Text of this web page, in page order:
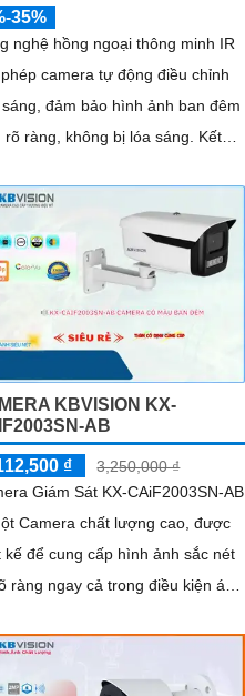
35%
nghệ hồng ngoại thông minh IR
camera tự động điều chỉnh
đảm bảo hình ảnh ban đêm
ràng, không bị lóa sáng. Kết
và giảm nhiễu (3DNR), hình
thu được luôn mượt mà, màu sắc
thực và chi tiết rõ nét, ngay cả
môi trường ánh sáng yếu hoặc
chói nắng
KBVISION KX-
AB
₫
3,250,000 ₫
Giám Sát KX-CAiF2003SN-AB
Camera chất lượng cao, được
kế để cung cấp hình ảnh sắc nét
ràng ngay cả trong điều kiện ánh